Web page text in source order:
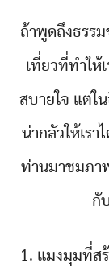
ถ้าพูดถึงธรร
เที่ยวที่ทำให้
สบายใจ แต่ใ
น่ากลัวให้เร
ท่านมาชมภา
กั
1. แมงมุมที่ส